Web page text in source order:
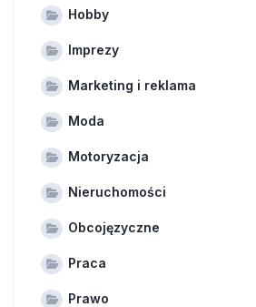
Hobby
Imprezy
Marketing i reklama
Moda
Motoryzacja
Nieruchomości
Obcojęzyczne
Praca
Prawo